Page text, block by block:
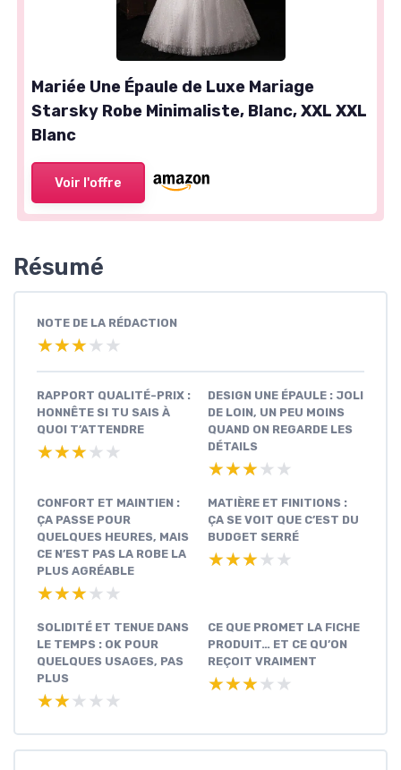
Mariée Une Épaule de Luxe Mariage
Starsky Robe Minimaliste, Blanc, XXL XXL
Blanc
Voir l'offre
Résumé
NOTE DE LA RÉDACTION
★★★★★
★★★★★
RAPPORT QUALITÉ-PRIX :
HONNÊTE SI TU SAIS À
QUOI T’ATTENDRE
★★★★★
★★★★★
DESIGN UNE ÉPAULE : JOLI
DE LOIN, UN PEU MOINS
QUAND ON REGARDE LES
DÉTAILS
★★★★★
★★★★★
CONFORT ET MAINTIEN :
ÇA PASSE POUR
QUELQUES HEURES, MAIS
CE N’EST PAS LA ROBE LA
PLUS AGRÉABLE
★★★★★
★★★★★
MATIÈRE ET FINITIONS :
ÇA SE VOIT QUE C’EST DU
BUDGET SERRÉ
★★★★★
★★★★★
SOLIDITÉ ET TENUE DANS
LE TEMPS : OK POUR
QUELQUES USAGES, PAS
PLUS
★★★★★
★★★★★
CE QUE PROMET LA FICHE
PRODUIT… ET CE QU’ON
REÇOIT VRAIMENT
★★★★★
★★★★★